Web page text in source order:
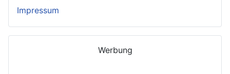
Impressum
Werbung